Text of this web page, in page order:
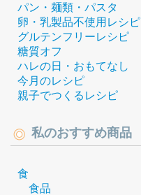
パン・麺類・パスタ
卵・乳製品不使用レシピ
グルテンフリーレシピ
糖質オフ
ハレの日・おもてなし
今月のレシピ
親子でつくるレシピ
私のおすすめ商品
食
食品